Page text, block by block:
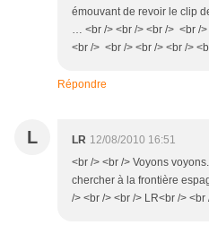
émouvant de revoir le clip
… <br /> <br /> <br /> <br /
<br /> <br /> <br /> <br />
Répondre
L LR 12/08/2010 16:51
<br /> <br /> Voyons
chercher à la frontière
/> <br /> <br /> LR<br /> <br